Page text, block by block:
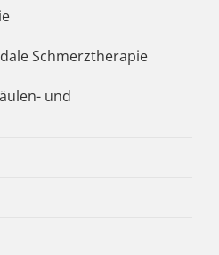
Schmerztherapie
und